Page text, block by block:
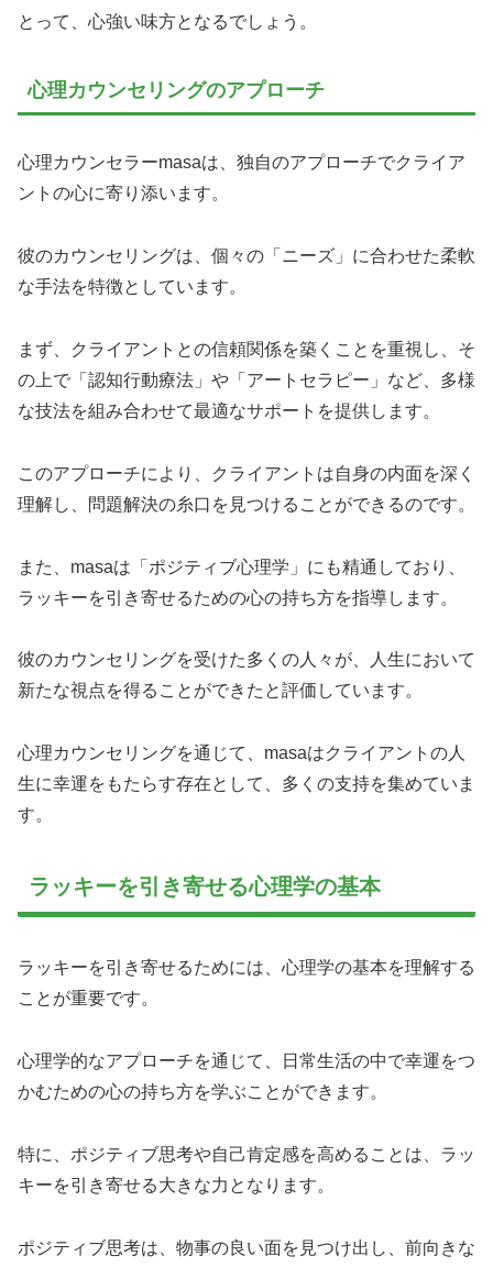
とって、心強い味方となるでしょう。
心理カウンセリングのアプローチ
心理カウンセラーmasaは、独自のアプローチでクライア
ントの心に寄り添います。
彼のカウンセリングは、個々の「ニーズ」に合わせた柔軟
な手法を特徴としています。
まず、クライアントとの信頼関係を築くことを重視し、そ
の上で「認知行動療法」や「アートセラピー」など、多様
な技法を組み合わせて最適なサポートを提供します。
このアプローチにより、クライアントは自身の内面を深く
理解し、問題解決の糸口を見つけることができるのです。
また、masaは「ポジティブ心理学」にも精通しており、
ラッキーを引き寄せるための心の持ち方を指導します。
彼のカウンセリングを受けた多くの人々が、人生において
新たな視点を得ることができたと評価しています。
心理カウンセリングを通じて、masaはクライアントの人
生に幸運をもたらす存在として、多くの支持を集めていま
す。
ラッキーを引き寄せる心理学の基本
ラッキーを引き寄せるためには、心理学の基本を理解する
ことが重要です。
心理学的なアプローチを通じて、日常生活の中で幸運をつ
かむための心の持ち方を学ぶことができます。
特に、ポジティブ思考や自己肯定感を高めることは、ラッ
キーを引き寄せる大きな力となります。
ポジティブ思考は、物事の良い面を見つけ出し、前向きな